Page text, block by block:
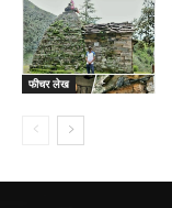
फीचर लेख